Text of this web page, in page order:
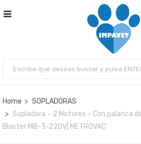
Home
SOPLADORAS
Sopladora – 2 Motores – Con palanca
Blaster MB-3-220V| METROVAC